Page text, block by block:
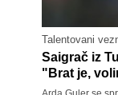
Talentovani
Saigrač iz
"Brat je,